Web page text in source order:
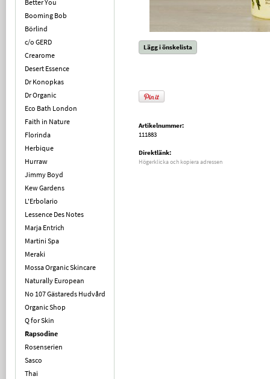
Better You
Booming Bob
Börlind
c/o GERD
Crearome
Desert Essence
Dr Konopkas
Dr Organic
Eco Bath London
Faith in Nature
Florinda
Herbique
Hurraw
Jimmy Boyd
Kew Gardens
L'Erbolario
Lessence Des Notes
Marja Entrich
Martini Spa
Meraki
Mossa Organic Skincare
Naturally European
No 107 Gästareds Hudvård
Organic Shop
Q for Skin
Rapsodine
Rosenserien
Sasco
Thai
Lägg i önskelista
Artikelnummer:
111883
Direktlänk:
Högerklicka och kopiera adressen